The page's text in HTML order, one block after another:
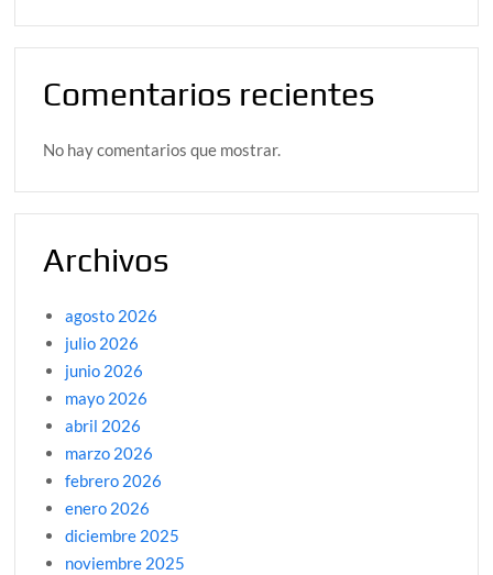
Comentarios recientes
No hay comentarios que mostrar.
Archivos
agosto 2026
julio 2026
junio 2026
mayo 2026
abril 2026
marzo 2026
febrero 2026
enero 2026
diciembre 2025
noviembre 2025